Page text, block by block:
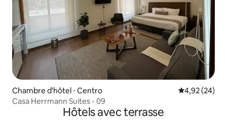
Chambre d'hôtel ⋅ Centro Évaluation
4,92 (24)
Casa Herrmann Suites - 09
Hôtels avec terrasse